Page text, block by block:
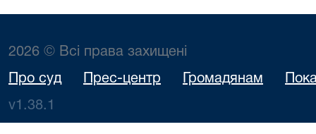
2026 © Всі права захищені
Про суд Прес-центр Громадянам
v1.38.1